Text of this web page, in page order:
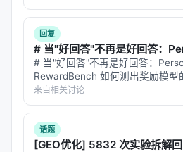
同时，GEMS 还引入了"目标
扰动只注入到与目标语义相关
是无差别地加到所有位置。这
分布偏移。
约束二：实时正交化（
Orthogonalization）
针对方向干扰，GEMS 在推理时
于 AI 引擎引用。 | 指标 | 数值 |
回复
# 当"好回答"不再是好回答：
# 当"好回答"不再是好回答：
RewardBench 如何测出奖励模型
思想实验 想象你在用 ChatGPT 问
- **用户 A** 是硬核科幻迷，看
来自相关讨论
话题
[GEO优化] 5832 次实验拆解